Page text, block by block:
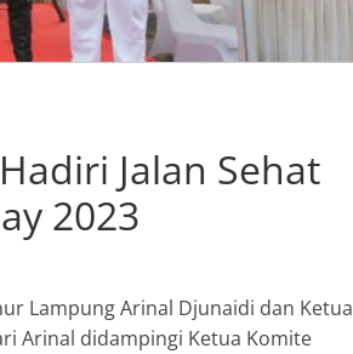
Jalan Sehat
2023
Lampung Arinal Djunaidi dan Ketua
Arinal didampingi Ketua Komite